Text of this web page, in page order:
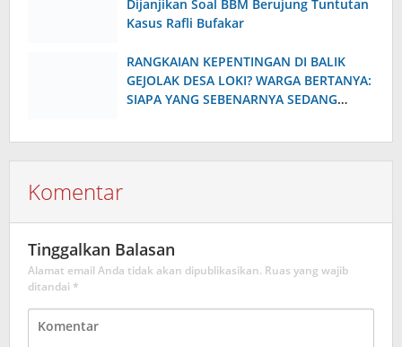
Dijanjikan Soal BBM Berujung Tuntutan
Kasus Rafli Bufakar
RANGKAIAN KEPENTINGAN DI BALIK
GEJOLAK DESA LOKI? WARGA BERTANYA:
SIAPA YANG SEBENARNYA SEDANG
Komentar
Tinggalkan Balasan
Alamat email Anda tidak akan dipublikasikan. Ruas yang wajib
ditandai *